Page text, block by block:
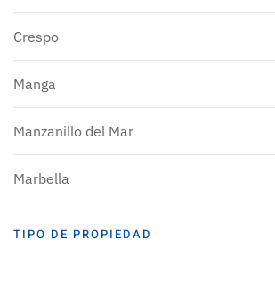
Crespo
Manga
Manzanillo del Mar
Marbella
TIPO DE PROPIEDAD